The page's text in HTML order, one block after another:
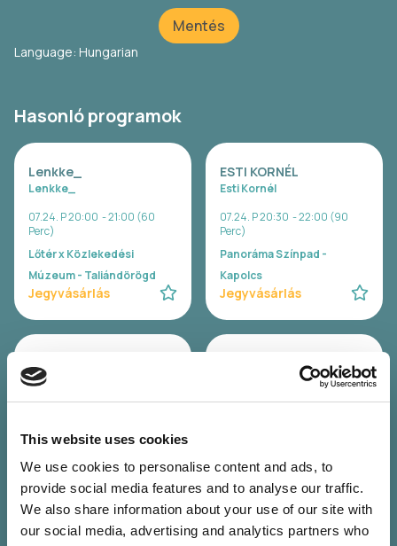
This website uses cookies
We use cookies to personalise content and ads, to
provide social media features and to analyse our traffic.
We also share information about your use of our site with
our social media, advertising and analytics partners who
Mentés
Language: Hungarian
Hasonló programok
Lenkke_
Lenkke_
07.24. P 20:00 - 21:00 (60
Perc)
Lőtér x Közlekedési
Múzeum - Taliándörögd
Jegyvásárlás
ESTI KORNÉL
Esti Kornél
07.24. P 20:30 - 22:00 (90
Perc)
Panoráma Színpad -
Kapolcs
Jegyvásárlás
SISI
Sisi
Lőtér x Közlekedési
Múzeum - Taliándörögd
Jegyvásárlás
Kapolcs
Jegyvásárlás